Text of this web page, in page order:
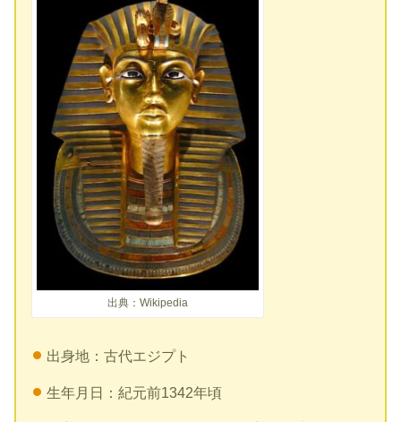
出典：Wikipedia
出身地：古代エジプト
生年月日：紀元前1342年頃